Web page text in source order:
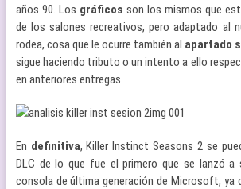
años 90. Los gráficos son los mismos que
de los salones recreativos, pero adaptado al
rodea, cosa que le ocurre también al apartado
sigue haciendo tributo o un intento a ello
en anteriores entregas.
En definitiva, Killer Instinct Seasons 2 se
DLC de lo que fue el primero que se lanzó a
consola de última generación de Microsoft, ya